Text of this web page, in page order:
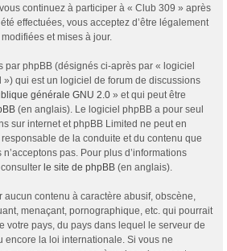
continuez à participer à « Club 309 » après
effectuées, vous acceptez d’être légalement
et mises à jour.
par phpBB (désignés ci-après par « logiciel
») qui est un logiciel de forum de discussions
générale GNU 2.0 » et qui peut être
(en anglais). Le logiciel phpBB a pour seul
sur internet et phpBB Limited ne peut en
de la conduite et du contenu que
pas. Pour plus d’informations
le site de phpBB (en anglais).
aucun contenu à caractère abusif, obscène,
menaçant, pornographique, etc. qui pourrait
votre pays, du pays dans lequel le serveur de
encore la loi internationale. Si vous ne